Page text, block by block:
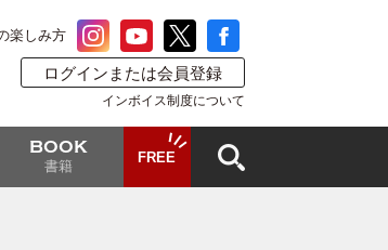
楽しみ方
ログインまたは会員登録
インボイス制度について
BOOK
書籍
FREE